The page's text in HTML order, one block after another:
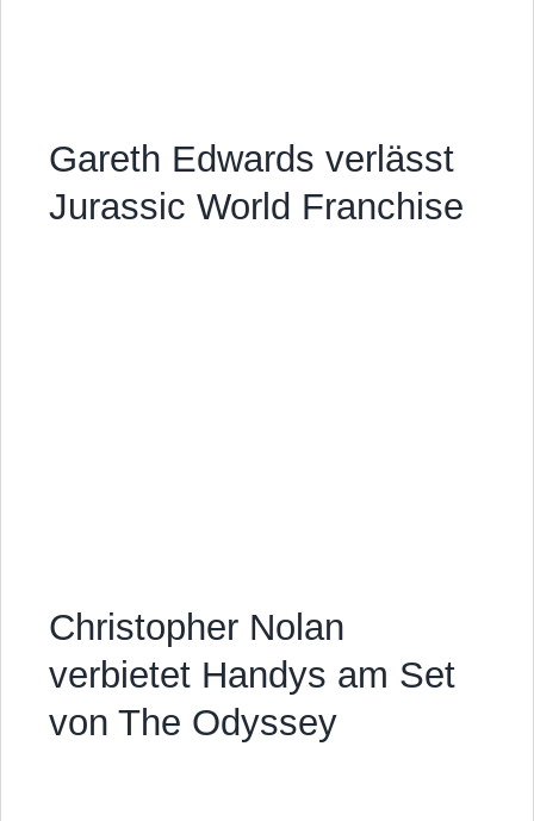
Gareth Edwards verlässt
Jurassic World Franchise
Christopher Nolan
verbietet Handys am Set
von The Odyssey